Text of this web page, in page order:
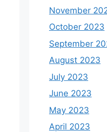
November
October 2023
September
August 2023
July 2023
June 2023
May 2023
April 2023